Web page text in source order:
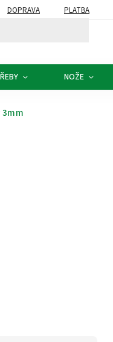
DOPRAVA PLATBA
NOŽE